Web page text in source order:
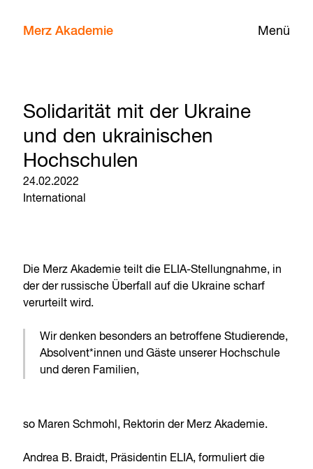
Menü
Merz Akademie
Solidarität mit der Ukraine
und den ukrainischen
Hochschulen
24.02.2022
International
Die Merz Akademie teilt die ELIA-Stellungnahme, in
der der russische Überfall auf die Ukraine scharf
verurteilt wird.
Wir denken besonders an betroffene Studierende,
Absolvent*innen und Gäste unserer Hochschule
und deren Familien,
so Maren Schmohl, Rektorin der Merz Akademie.
Andrea B. Braidt, Präsidentin ELIA, formuliert die